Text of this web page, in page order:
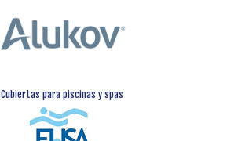
Cubiertas para piscinas y spas